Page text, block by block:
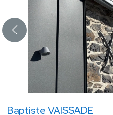
Baptiste VAISSADE